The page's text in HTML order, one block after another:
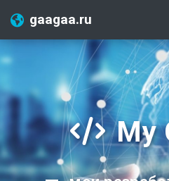
gaagaa.ru
My